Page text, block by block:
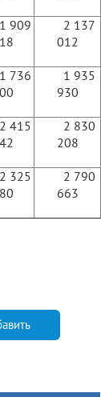
1 909
2 137
012
1 736
1 935
930
2 415
2 830
208
2 325
2 790
663